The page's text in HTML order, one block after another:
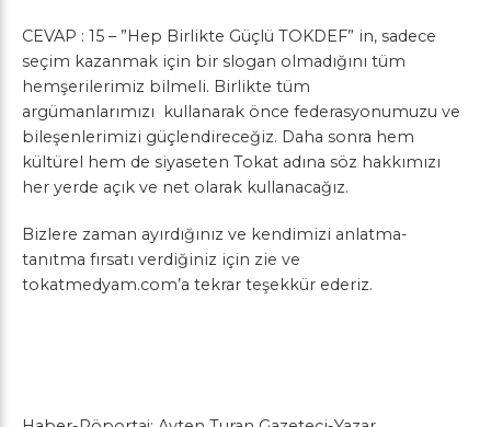
CEVAP : 15 – ”Hep Birlikte Güçlü TOKDEF” in, sadece
seçim kazanmak için bir slogan olmadığını tüm
hemşerilerimiz bilmeli. Birlikte tüm
argümanlarımızı kullanarak önce federasyonumuzu ve
bileşenlerimizi güçlendireceğiz. Daha sonra hem
kültürel hem de siyaseten Tokat adına söz hakkımızı
her yerde açık ve net olarak kullanacağız.
Bizlere zaman ayırdığınız ve kendimizi anlatma-
tanıtma fırsatı verdiğiniz için zie ve
tokatmedyam.com’a tekrar teşekkür ederiz.